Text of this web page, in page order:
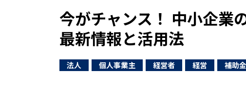
今がチャンス！ 中小企業
最新情報と活用法
法人 個人事業主 経営者 経営 補助